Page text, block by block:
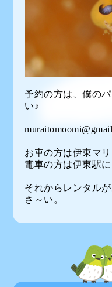
予約の方は、僕の
い♪
お車の方は伊東マ
電車の方は伊東駅
それからレンタル
さ～い。